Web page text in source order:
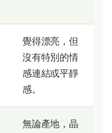
覺得漂亮，但
沒有特別的情
感連結或平靜
感。
無論產地，晶